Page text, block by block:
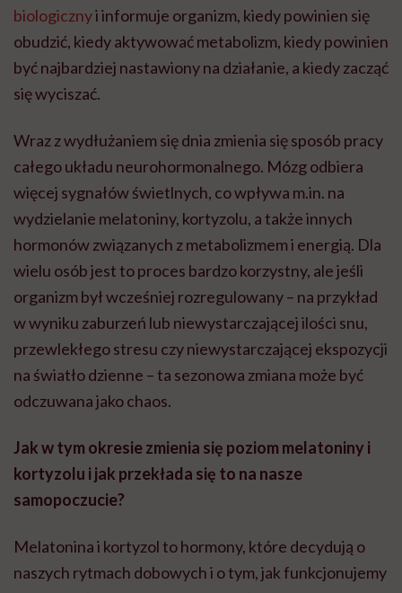
biologicznyi informuje organizm, kiedy powinien się
obudzić, kiedy aktywować metabolizm, kiedy powinien
być najbardziej nastawiony na działanie, a kiedy zacząć
się wyciszać.
Wraz z wydłużaniem się dnia zmienia się sposób pracy
całego układu neurohormonalnego. Mózg odbiera
więcej sygnałów świetlnych, co wpływa m.in. na
wydzielanie melatoniny, kortyzolu, a także innych
hormonów związanych z metabolizmem i energią. Dla
wielu osób jest to proces bardzo korzystny, ale jeśli
organizm był wcześniej rozregulowany – na przykład
w wyniku zaburzeń lub niewystarczającej ilości snu,
przewlekłego stresu czy niewystarczającej ekspozycji
na światło dzienne – ta sezonowa zmiana może być
odczuwana jako chaos.
Jak w tym okresie zmienia się poziom melatoniny i
kortyzolu i jak przekłada się to na nasze
samopoczucie?
Melatonina i kortyzol to hormony, które decydują o
naszych rytmach dobowych i o tym, jak funkcjonujemy